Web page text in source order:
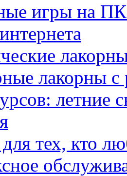
игры на
лакорны с
летние
тех, кто